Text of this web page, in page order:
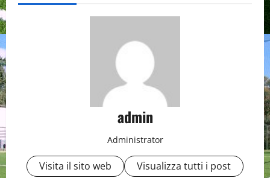
admin
Administrator
Visita il sito web Visualizza tutti i post